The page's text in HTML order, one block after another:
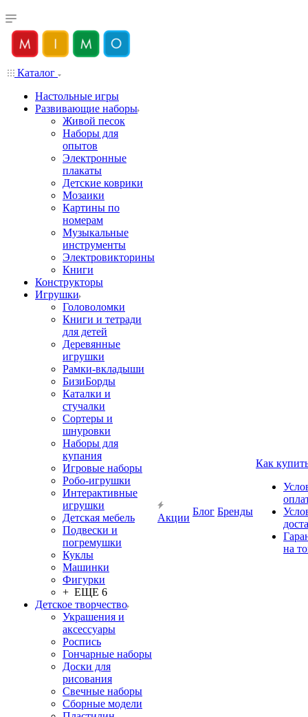
Каталог
Настольные игры
Развивающие наборы
Живой песок
Наборы для
опытов
Электронные
плакаты
Детские коврики
Мозаики
Картины по
номерам
Музыкальные
инструменты
Электровикторины
Книги
Конструкторы
Игрушки
Головоломки
Книги и тетради
для детей
Деревянные
игрушки
Рамки-вкладыши
БизиБорды
Каталки и
стучалки
Сортеры и
шнуровки
Наборы для
купания
Игровые наборы
Робо-игрушки
Интерактивные
игрушки
Детская мебель
Подвески и
погремушки
Куклы
Машинки
Фигурки
+ ЕЩЕ 6
Детское творчество
Украшения и
аксессуары
Роспись
Гончарные наборы
Доски для
рисования
Свечные наборы
Сборные модели
Акции
Блог Бренды
Как
на